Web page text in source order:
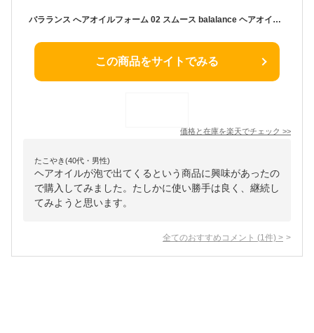
バラランス へアオイルフォーム 02 スムース balalance ヘアオイル ヘアケア ヘアムース 整髪料 泡 スタイリングムース トリートメント ヘアミルク 洗い流さない ウェットヘア さらさら ツヤツヤ 髪 ロックオイル キープ べたつかない 潤う 熱 コテ ドライヤー メンズ
この商品をサイトでみる
価格と在庫を楽天でチェック >>
たこやき(40代・男性)
ヘアオイルが泡で出てくるという商品に興味があったの
で購入してみました。たしかに使い勝手は良く、継続し
てみようと思います。
全てのおすすめコメント (1 件) >